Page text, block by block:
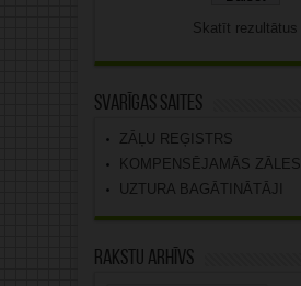
Skatīt rezultātus
Svarīgas saites
ZĀĻU REĢISTRS
KOMPENSĒJAMĀS ZĀLES
UZTURA BAGĀTINĀTĀJI
Rakstu arhīvs